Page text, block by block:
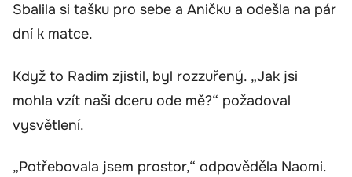
Sbalila si tašku pro sebe a Aničku a odešla na pár
dní k matce.
Když to Radim zjistil, byl rozzuřený. „Jak jsi
mohla vzít naši dceru ode mě?“ požadoval
vysvětlení.
„Potřebovala jsem prostor,“ odpověděla Naomi.